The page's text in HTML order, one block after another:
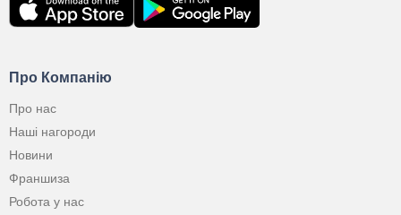
Про Компанію
Про нас
Наші нагороди
Новини
Франшиза
Робота у нас